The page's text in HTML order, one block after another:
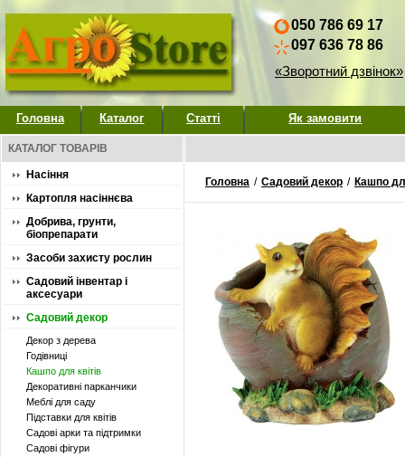
050 786 69 17
097 636 78 86
«Зворотний дзвінок»
Головна Каталог Статті Як замовити
КАТАЛОГ ТОВАРІВ
Насіння
Картопля насіннєва
Добрива, грунти,
біопрепарати
Засоби захисту рослин
Садовий інвентар і
аксесуари
Садовий декор
Декор з дерева
Годівниці
Кашпо для квітів
Декоративні парканчики
Меблі для саду
Підставки для квітів
Садові арки та підтримки
Садові фігури
Головна / Садовий декор / Кашпо